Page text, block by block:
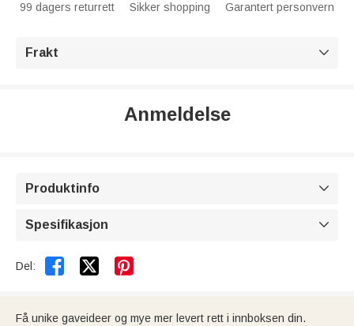
99 dagers returrett Sikker shopping Garantert personvern
Frakt 
Anmeldelse
Produktinfo 
Spesifikasjon 
Del:  
Få unike gaveideer og mye mer levert rett i innboksen din.